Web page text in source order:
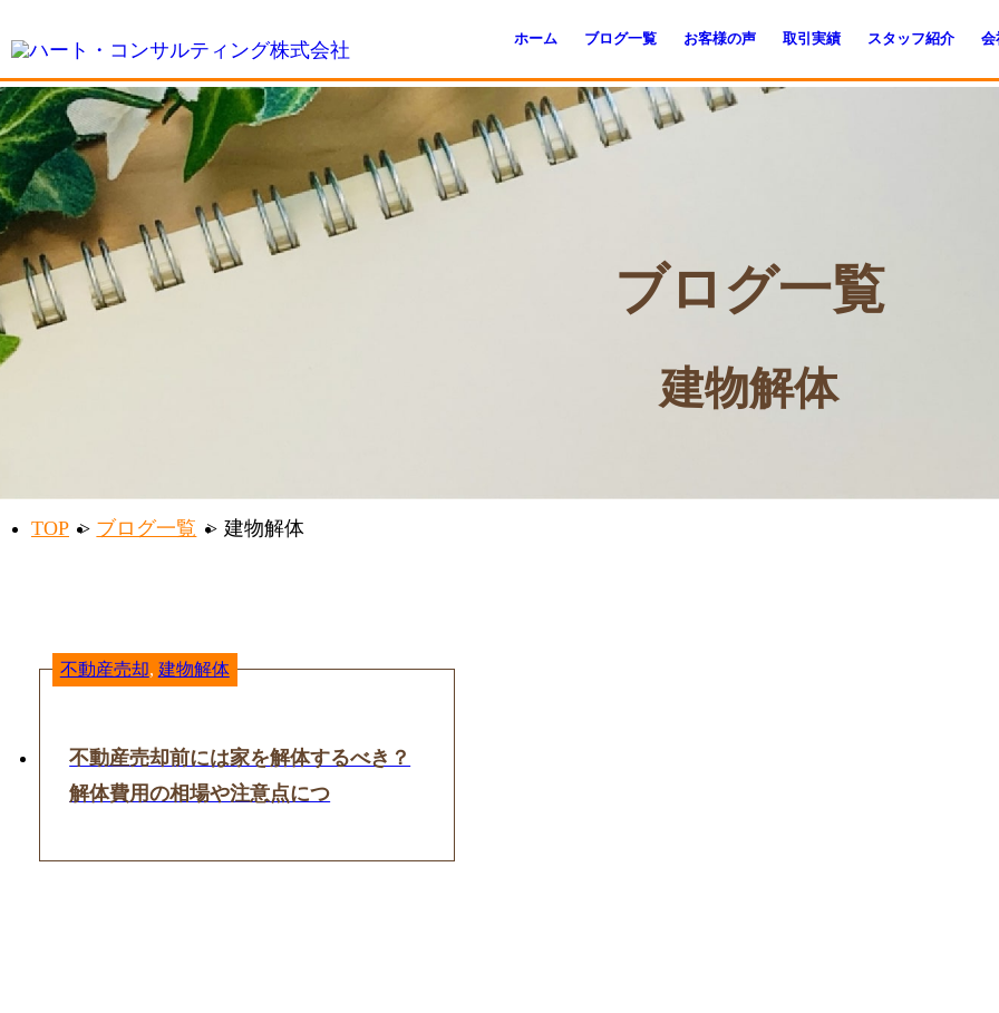
ホーム ブログ一覧 お客様の声 取引実績 スタッフ紹介 会
ブログ一覧
建物解体
TOP ブログ一覧 建物解体
不動産売却, 建物解体
不動産売却前には家を解体するべき？
解体費用の相場や注意点につ